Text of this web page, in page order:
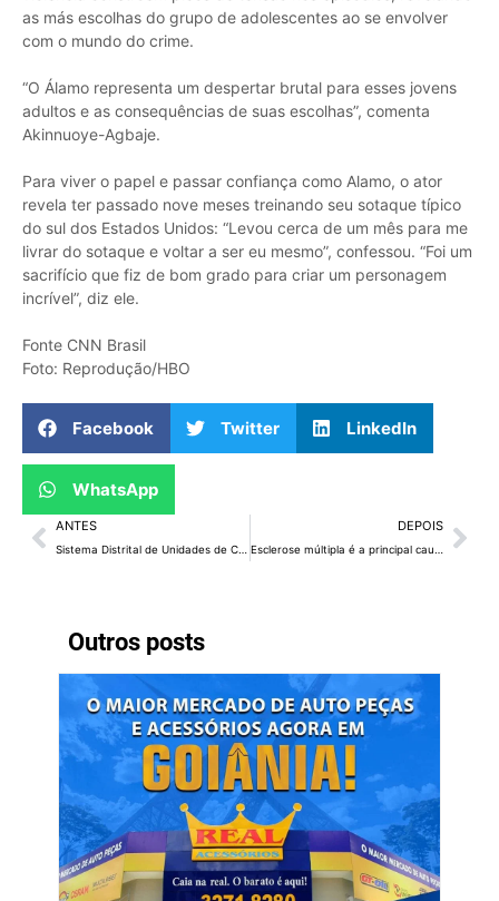
Outros posts
as más escolhas do grupo de adolescentes ao se envolver
com o mundo do crime.
“O Álamo representa um despertar brutal para esses jovens
adultos e as consequências de suas escolhas”, comenta
Akinnuoye-Agbaje.
Para viver o papel e passar confiança como Alamo, o ator
revela ter passado nove meses treinando seu sotaque típico
do sul dos Estados Unidos: “Levou cerca de um mês para me
livrar do sotaque e voltar a ser eu mesmo”, confessou. “Foi um
sacrifício que fiz de bom grado para criar um personagem
incrível”, diz ele.
Fonte CNN Brasil
Foto: Reprodução/HBO
Facebook Twitter LinkedIn
WhatsApp
ANTES DEPOIS